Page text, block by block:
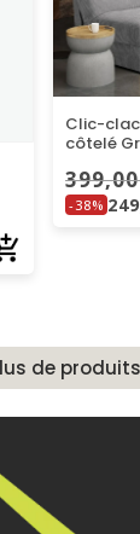
Clic-clac
côtelé
-38%
de produits